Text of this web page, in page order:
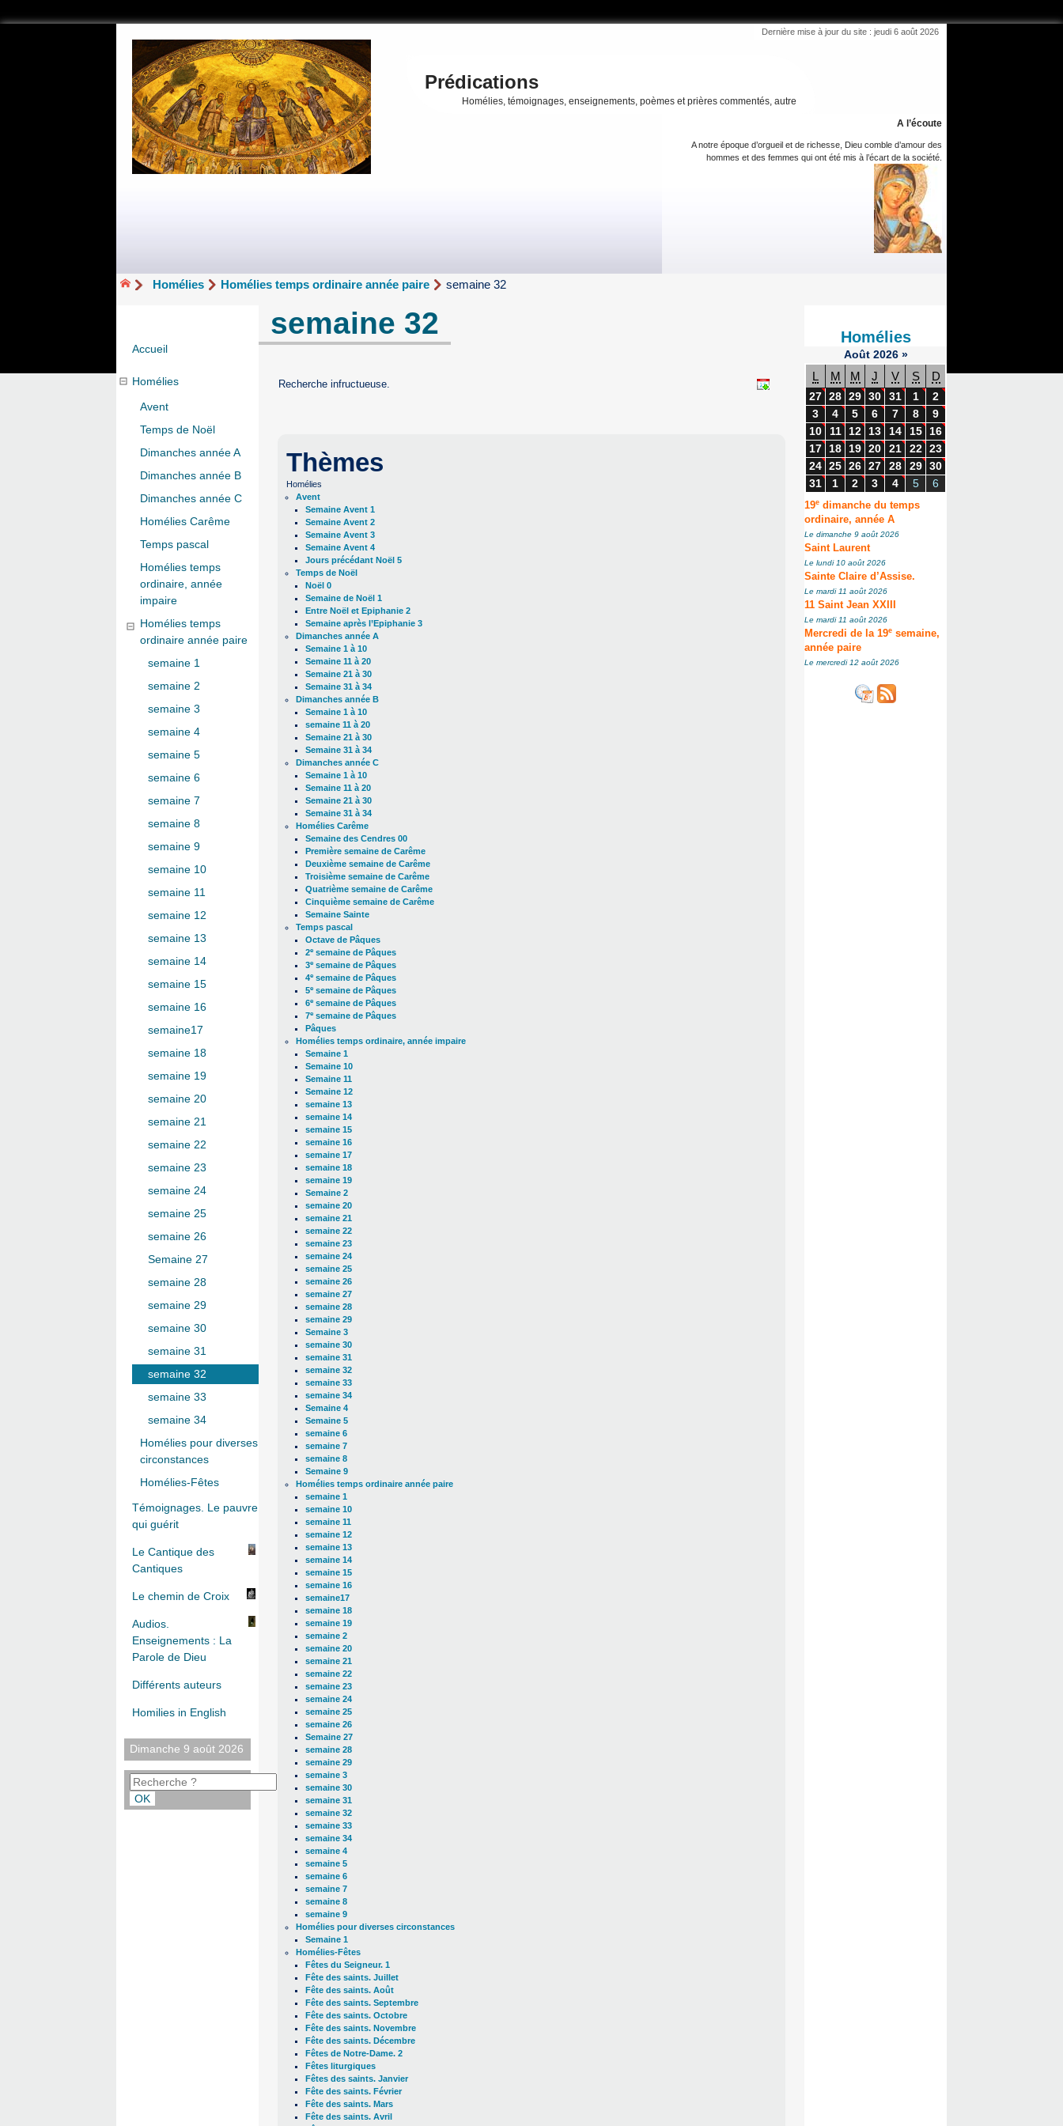
Dernière mise à jour du site : jeudi 6 août 2026
Prédications
Homélies, témoignages, enseignements, poèmes et prières commentés, autre
A l’écoute
A notre époque d’orgueil et de richesse, Dieu comble d’amour des
hommes et des femmes qui ont été mis à l’écart de la société.
Homélies Homélies temps ordinaire année paire semaine 32
semaine 32
Recherche infructueuse.
Thèmes
Homélies
Avent
Semaine Avent 1
Semaine Avent 2
Semaine Avent 3
Semaine Avent 4
Jours précédant Noël 5
Temps de Noël
Noël 0
Semaine de Noël 1
Entre Noël et Epiphanie 2
Semaine après l’Epiphanie 3
Dimanches année A
Semaine 1 à 10
Semaine 11 à 20
Semaine 21 à 30
Semaine 31 à 34
Dimanches année B
Semaine 1 à 10
semaine 11 à 20
Semaine 21 à 30
Semaine 31 à 34
Dimanches année C
Semaine 1 à 10
Semaine 11 à 20
Semaine 21 à 30
Semaine 31 à 34
Homélies Carême
Semaine des Cendres 00
Première semaine de Carême
Deuxième semaine de Carême
Troisième semaine de Carême
Quatrième semaine de Carême
Cinquième semaine de Carême
Semaine Sainte
Temps pascal
Octave de Pâques
2e semaine de Pâques
3e semaine de Pâques
4e semaine de Pâques
5e semaine de Pâques
6e semaine de Pâques
7e semaine de Pâques
Pâques
Homélies temps ordinaire, année impaire
Semaine 1
Semaine 10
Semaine 11
Semaine 12
semaine 13
semaine 14
semaine 15
semaine 16
semaine 17
semaine 18
semaine 19
Semaine 2
semaine 20
semaine 21
semaine 22
semaine 23
semaine 24
semaine 25
semaine 26
semaine 27
semaine 28
semaine 29
Semaine 3
semaine 30
semaine 31
semaine 32
semaine 33
semaine 34
Semaine 4
Semaine 5
semaine 6
semaine 7
semaine 8
Semaine 9
Homélies temps ordinaire année paire
semaine 1
semaine 10
semaine 11
semaine 12
semaine 13
semaine 14
semaine 15
semaine 16
semaine17
semaine 18
semaine 19
semaine 2
semaine 20
semaine 21
semaine 22
semaine 23
semaine 24
semaine 25
semaine 26
Semaine 27
semaine 28
semaine 29
semaine 3
semaine 30
semaine 31
semaine 32
semaine 33
semaine 34
semaine 4
semaine 5
semaine 6
semaine 7
semaine 8
semaine 9
Homélies pour diverses circonstances
Semaine 1
Homélies-Fêtes
Fêtes du Seigneur. 1
Fête des saints. Juillet
Fête des saints. Août
Fête des saints. Septembre
Fête des saints. Octobre
Fête des saints. Novembre
Fête des saints. Décembre
Fêtes de Notre-Dame. 2
Fêtes liturgiques
Fêtes des saints. Janvier
Fête des saints. Février
Fête des saints. Mars
Fête des saints. Avril
Accueil
Homélies
Avent
Temps de Noël
Dimanches année A
Dimanches année B
Dimanches année C
Homélies Carême
Temps pascal
Homélies temps
ordinaire, année
impaire
Homélies temps
ordinaire année paire
semaine 1
semaine 2
semaine 3
semaine 4
semaine 5
semaine 6
semaine 7
semaine 8
semaine 9
semaine 10
semaine 11
semaine 12
semaine 13
semaine 14
semaine 15
semaine 16
semaine17
semaine 18
semaine 19
semaine 20
semaine 21
semaine 22
semaine 23
semaine 24
semaine 25
semaine 26
Semaine 27
semaine 28
semaine 29
semaine 30
semaine 31
semaine 32
semaine 33
semaine 34
Homélies pour diverses
circonstances
Homélies-Fêtes
Témoignages. Le pauvre
qui guérit
Le Cantique des
Cantiques
Le chemin de Croix
Audios.
Enseignements : La
Parole de Dieu
Différents auteurs
Homilies in English
Dimanche 9 août 2026
Homélies
Août 2026 »
L M M J V S D
27 28 29 30 31 1
2
3
4 5 6 7 8
9
10
11 12 13 14 15
16
17
18 19 20 21 22 23
24 25 26 27 28 29 30
31
1 2 3 4 5 6
19e dimanche du temps
ordinaire, année A
Le dimanche 9 août 2026
Saint Laurent
Le lundi 10 août 2026
Sainte Claire d’Assise.
Le mardi 11 août 2026
11 Saint Jean XXIII
Le mardi 11 août 2026
Mercredi de la 19e semaine,
année paire
Le mercredi 12 août 2026